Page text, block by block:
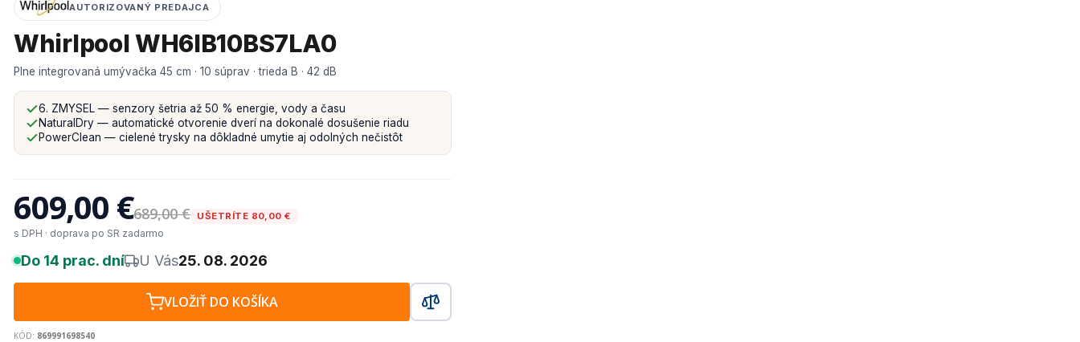
AUTORIZOVANÝ PREDAJCA
Whirlpool WH6IB10BS7LA0
Plne integrovaná umývačka 45 cm · 10 súprav · trieda B · 42 dB
6. ZMYSEL — senzory šetria až 50 % energie, vody a času
NaturalDry — automatické otvorenie dverí na dokonalé dosušenie riadu
PowerClean — cielené trysky na dôkladné umytie aj odolných nečistôt
609,00 €689,00 € UŠETRÍTE 80,00 €
s DPH · doprava po SR zadarmo
Do 14 prac. dní U Vás25. 08. 2026
VLOŽIŤ DO KOŠÍKA
KÓD: 869991698540